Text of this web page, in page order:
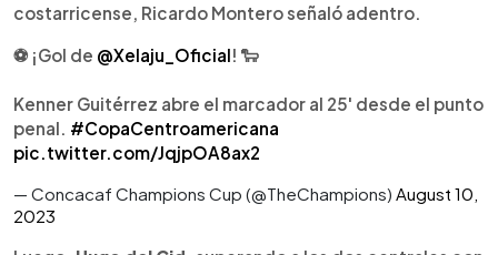
costarricense, Ricardo Montero señaló adentro.
⚽ ¡Gol de @Xelaju_Oficial! 🐑
Kenner Guitérrez abre el marcador al 25' desde el punto
penal. #CopaCentroamericana
pic.twitter.com/JqjpOA8ax2
— Concacaf Champions Cup (@TheChampions) August 10,
2023